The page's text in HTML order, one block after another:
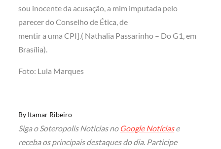
sou inocente da acusação, a mim imputada pelo
parecer do Conselho de Ética, de
mentir a uma CPI].( Nathalia Passarinho – Do G1, em
Brasília).
Foto: Lula Marques
By Itamar Ribeiro
Siga o Soteropolis Noticias no Google Notíciase
receba os principais destaques do dia. Participe